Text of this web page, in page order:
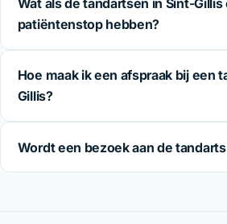
Wat als de tandartsen in Sint-Gillis
patiëntenstop hebben?
Hoe maak ik een afspraak bij een
Gillis?
Wordt een bezoek aan de